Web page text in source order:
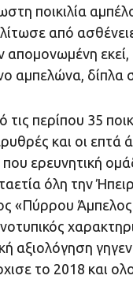
ποικιλία
από
απομονωμένη
αμπελώνα, δίπλα
τις περίπου 35
και οι επτά
που ερευνητική
όλη την
«Πύρρου
αξιολόγηση
το 2018 και